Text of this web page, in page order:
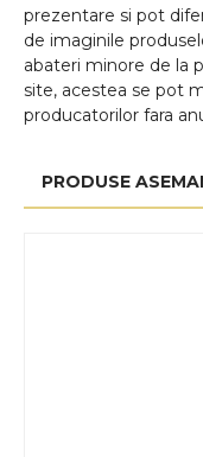
prezentare si pot
de imaginile
abateri minore de la
site, acestea se pot
producatorilor fara
PRODUSE